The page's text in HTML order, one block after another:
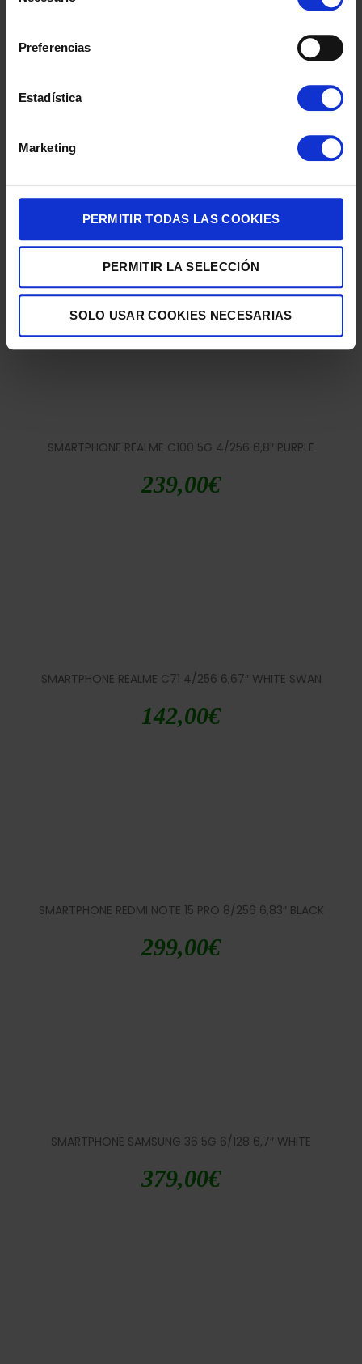
Preferencias
Estadística
Marketing
PERMITIR TODAS LAS COOKIES
PERMITIR LA SELECCIÓN
SOLO USAR COOKIES NECESARIAS
SMARTPHONE REALME C100 5G 4/256 6,8″ GREEN
239,00€
SMARTPHONE REALME C100 5G 4/256 6,8″ PURPLE
239,00€
SMARTPHONE REALME C71 4/256 6,67″ WHITE SWAN
142,00€
SMARTPHONE REDMI NOTE 15 PRO 8/256 6,83″ BLACK
299,00€
SMARTPHONE SAMSUNG 36 5G 6/128 6,7″ WHITE
379,00€